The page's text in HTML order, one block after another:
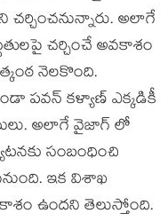
అలాగే
చర్చించే అవకాశం
నెలకొంది.
పవన్ కళ్యాణ్ ఎక్కడికీ
అలాగే వైజాగ్ లో
సంబంధించి
ఇక విశాఖ
ఉందని తెలుస్తోంది.